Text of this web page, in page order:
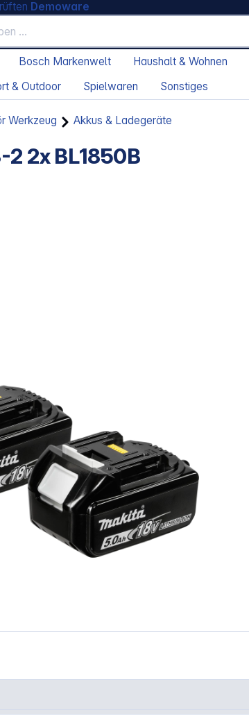
Demoware
Bosch Markenwelt Haushalt & Wohnen
& Outdoor Spielwaren Sonstiges
Werkzeug Akkus & Ladegeräte
2x BL1850B